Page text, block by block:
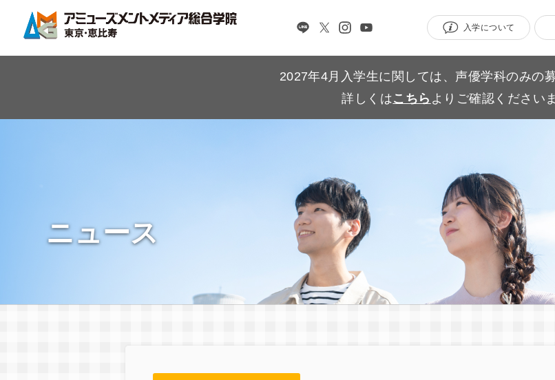
入学について
2027年4月入学生に関しては、声優学科のみの
詳しくはこちら よりご確認ください
ニュース